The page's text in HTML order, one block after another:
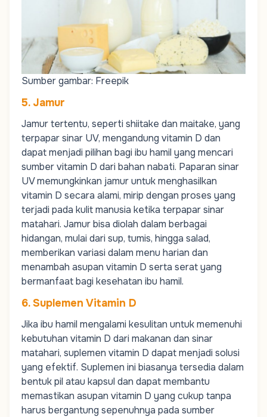
Sumber gambar: Freepik
5. Jamur
Jamur tertentu, seperti shiitake dan maitake, yang
terpapar sinar UV, mengandung vitamin D dan
dapat menjadi pilihan bagi ibu hamil yang mencari
sumber vitamin D dari bahan nabati. Paparan sinar
UV memungkinkan jamur untuk menghasilkan
vitamin D secara alami, mirip dengan proses yang
terjadi pada kulit manusia ketika terpapar sinar
matahari. Jamur bisa diolah dalam berbagai
hidangan, mulai dari sup, tumis, hingga salad,
memberikan variasi dalam menu harian dan
menambah asupan vitamin D serta serat yang
bermanfaat bagi kesehatan ibu hamil.
6. Suplemen Vitamin D
Jika ibu hamil mengalami kesulitan untuk memenuhi
kebutuhan vitamin D dari makanan dan sinar
matahari, suplemen vitamin D dapat menjadi solusi
yang efektif. Suplemen ini biasanya tersedia dalam
bentuk pil atau kapsul dan dapat membantu
memastikan asupan vitamin D yang cukup tanpa
harus bergantung sepenuhnya pada sumber